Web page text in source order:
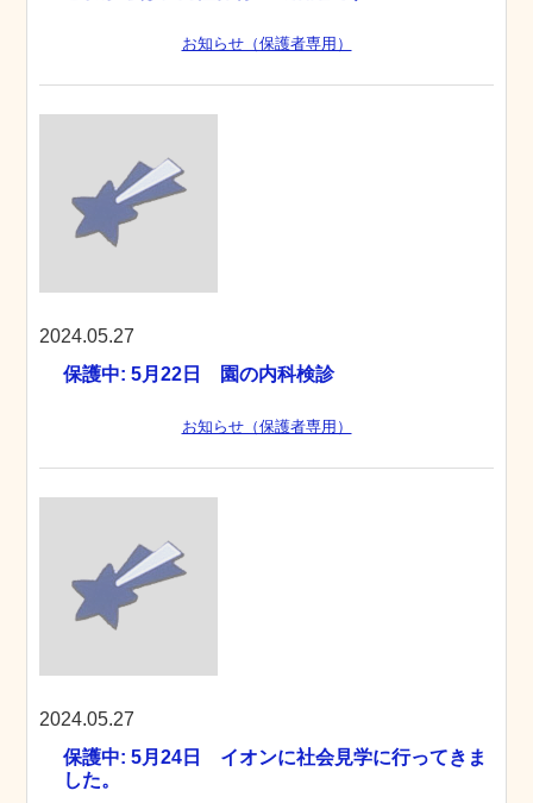
お知らせ（保護者専用）
2024.05.27
保護中: 5月22日 園の内科検診
お知らせ（保護者専用）
2024.05.27
保護中: 5月24日 イオンに社会見学に行ってきま
した。